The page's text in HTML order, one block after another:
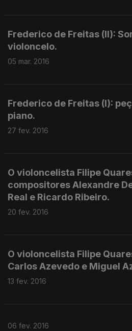
Frederico de Freitas (II):
violoncelo.
05 mar. 2016
Frederico de Freitas (I):
piano.
27 fev. 2016
O violoncelista Filipe
compositores Alexandre
Real e Ricardo Ribeiro.
20 fev. 2016
O violoncelista Filipe
Carlos Azevedo e Miguel
13 fev. 2016
06 fev. 2016